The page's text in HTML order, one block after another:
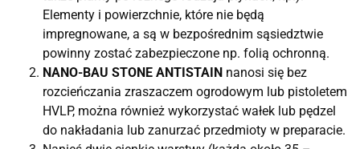
Elementy i powierzchnie, które nie będą
impregnowane, a są w bezpośrednim sąsiedztwie
powinny zostać zabezpieczone np. folią ochronną.
NANO-BAU STONE ANTISTAIN nanosi się bez
rozcieńczania zraszaczem ogrodowym lub pistoletem
HVLP, można również wykorzystać wałek lub pędzel
do nakładania lub zanurzać przedmioty w preparacie.